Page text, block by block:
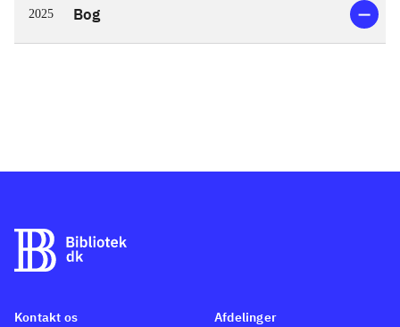
2025 Bog
Kontakt os Afdelinger